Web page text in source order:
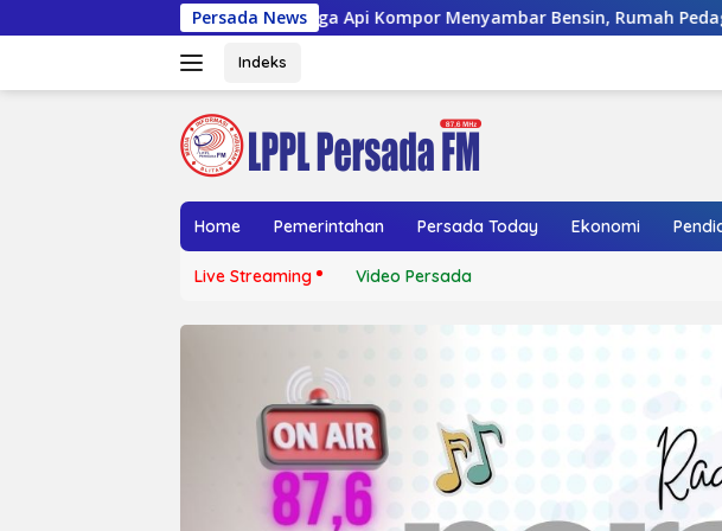
ke
Persada News
Diduga Api Kompor Menyambar Bensin, Rumah Pedagang di Kesamben
Indeks
Home Pemerintahan Persada Today Ekonomi
Live Streaming Video Persada